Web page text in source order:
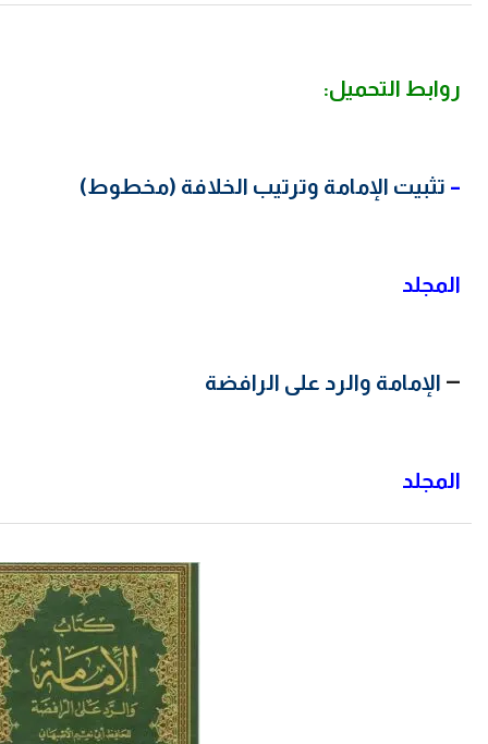
روابط التحميل:
– تثبيت الإمامة وترتيب الخلافة (مخطوط)
المجلد
– الإمامة والرد على الرافضة
المجلد